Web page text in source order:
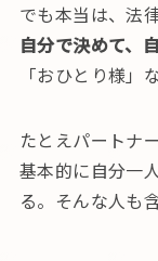
でも本当は、法
自分で決めて、
「おひとり様」
たとえパートナ
基本的に自分一
る。そんな人も